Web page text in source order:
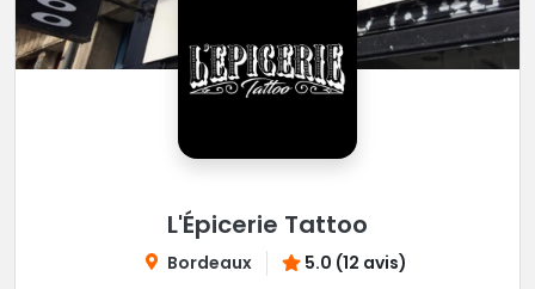
L'Épicerie Tattoo
Bordeaux 5.0 (12 avis)